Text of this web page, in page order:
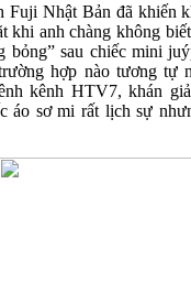
Fuji Nhật Bản đã khiến
khi anh chàng không
sau chiếc mini
hợp nào tương tự
kênh HTV7, khán
áo sơ mi rất lịch sự